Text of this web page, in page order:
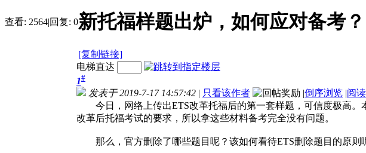
查看: 2564|回复: 0新托福样题出炉，如何应对备考？
[复制链接]
电梯直达
1#
发表于 2019-7-17 14:57:42 | 只看该作者 |倒序浏览 |阅
今日，网络上传出ETS改革托福后的第一套样题，可信度极高。
改革后托福考试的要求，所以拿这些材料备考完全没有问题。
那么，官方删除了哪些题目呢？该如何看待ETS删除题目的原则